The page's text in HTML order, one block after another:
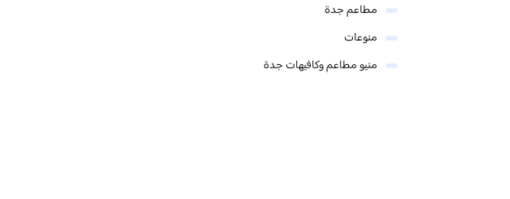
مطاعم جدة
منوعات
منيو مطاعم وكافيهات جدة